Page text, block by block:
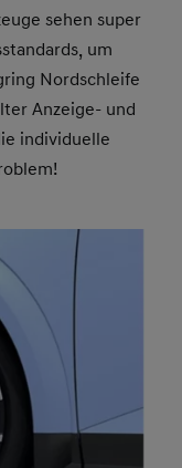
sehen super
um
Nordschleife
Anzeige- und
individuelle